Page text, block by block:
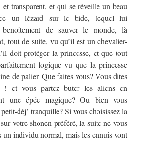
et transparent, et qui se réveille un beau
un lézard sur le bide, lequel lui
benoîtement de sauver le monde, là
tout de suite, vu qu’il est un chevalier-
doit protéger la princesse, et que tout
logique vu que la princesse
de palier. Que faites vous? Vous dites
! et vous partez buter les aliens en
une épée magique? Ou bien vous
déj’ tranquille? Si vous choisissez la
votre shonen préféré, la suite ne vous
un individu normal, mais les ennuis vont